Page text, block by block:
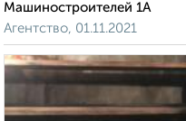
Машиностроителей 1А
Агентство, 01.11.2021